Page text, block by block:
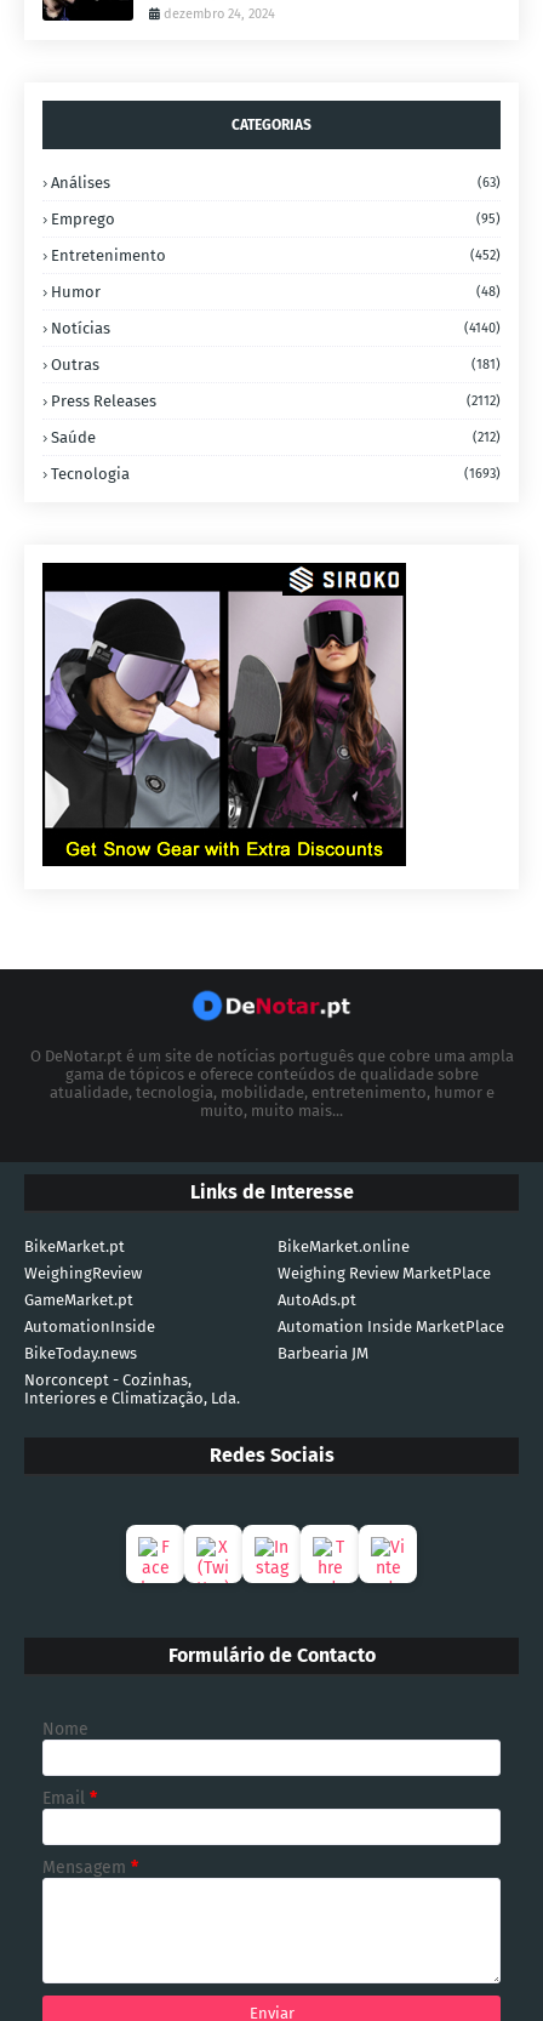
dezembro 24, 2024
CATEGORIAS
Análises (63)
Emprego (95)
Entretenimento (452)
Humor (48)
Notícias (4140)
Outras (181)
Press Releases (2112)
Saúde (212)
Tecnologia (1693)
O DeNotar.pt é um site de notícias português que cobre uma ampla
gama de tópicos e oferece conteúdos de qualidade sobre
atualidade, tecnologia, mobilidade, entretenimento, humor e
muito, muito mais...
Links de Interesse
BikeMarket.pt
BikeMarket.online
WeighingReview
Weighing Review MarketPlace
GameMarket.pt
AutoAds.pt
AutomationInside
Automation Inside MarketPlace
BikeToday.news
Barbearia JM
Norconcept - Cozinhas,
Interiores e Climatização, Lda.
Redes Sociais
Formulário de Contacto
Nome
Email *
Mensagem *